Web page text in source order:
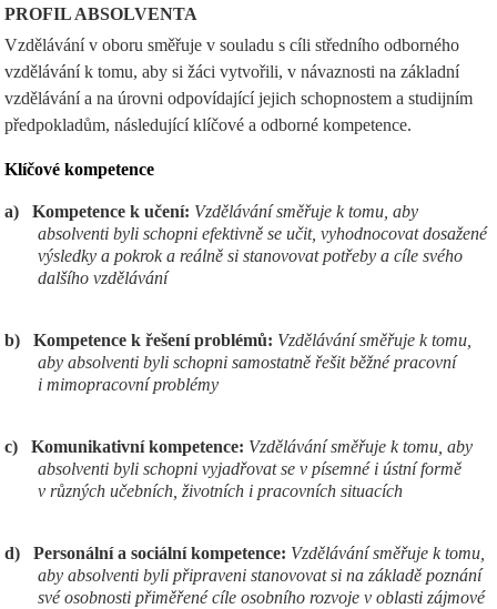
PROFIL ABSOLVENTA
Vzdělávání v oboru směřuje v souladu s cíli středního odborného
vzdělávání k tomu, aby si žáci vytvořili, v návaznosti na základní
vzdělávání a na úrovni odpovídající jejich schopnostem a studijním
předpokladům, následující klíčové a odborné kompetence.
Klíčové kompetence
a) Kompetence k učení: Vzdělávání směřuje k tomu, aby
absolventi byli schopni efektivně se učit, vyhodnocovat dosažené
výsledky a pokrok a reálně si stanovovat potřeby a cíle svého
dalšího vzdělávání
b) Kompetence k řešení problémů: Vzdělávání směřuje k tomu,
aby absolventi byli schopni samostatně řešit běžné pracovní
i mimopracovní problémy
c) Komunikativní kompetence: Vzdělávání směřuje k tomu, aby
absolventi byli schopni vyjadřovat se v písemné i ústní formě
v různých učebních, životních i pracovních situacích
d) Personální a sociální kompetence: Vzdělávání směřuje k tomu,
aby absolventi byli připraveni stanovovat si na základě poznání
své osobnosti přiměřené cíle osobního rozvoje v oblasti zájmové